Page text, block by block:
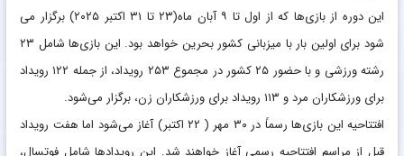
این دوره از بازی‌ها که از اول تا ۹ آبان ماه(۲۳ تا ۳۱ اکتبر ۲۰۲۵) برگزار می
شود برای اولین بار با میزبانی کشور بحرین خواهد بود. این بازی‌ها شامل ۲۳
رشته ورزشی و با حضور ۲۵ کشور در مجموع ۲۵۳ رویداد، از جمله ۱۲۲ رویداد
برای ورزشکاران مرد و ۱۱۳ رویداد برای ورزشکاران زن، برگزار می‌شود.
افتتاحیه این بازی‌ها رسماً در ۳۰ مهر ( ۲۲ اکتبر) آغاز می‌شود اما هفت رویداد
قبل از مراسم افتتاحیه رسمی آغاز خواهند شد. این رویدادها شامل فوتسال،